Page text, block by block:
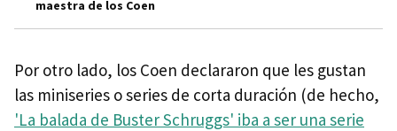
maestra de los Coen
Por otro lado, los Coen declararon que les gustan
las miniseries o series de corta duración (de hecho,
'La balada de Buster Schruggs' iba a ser una serie